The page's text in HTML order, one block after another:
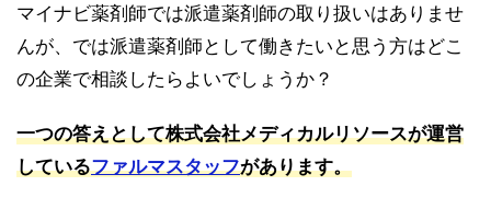
マイナビ薬剤師では派遣薬剤師の取り扱いはありませ
んが、では派遣薬剤師として働きたいと思う方はどこ
の企業で相談したらよいでしょうか？
一つの答えとして株式会社メディカルリソースが運営
しているファルマスタッフがあります。